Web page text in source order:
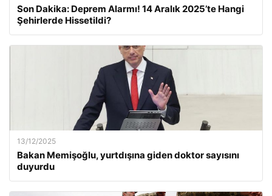
Son Dakika: Deprem Alarmı! 14 Aralık 2025’te Hangi
Şehirlerde Hissetildi?
13/12/2025
Bakan Memişoğlu, yurtdışına giden doktor sayısını
duyurdu